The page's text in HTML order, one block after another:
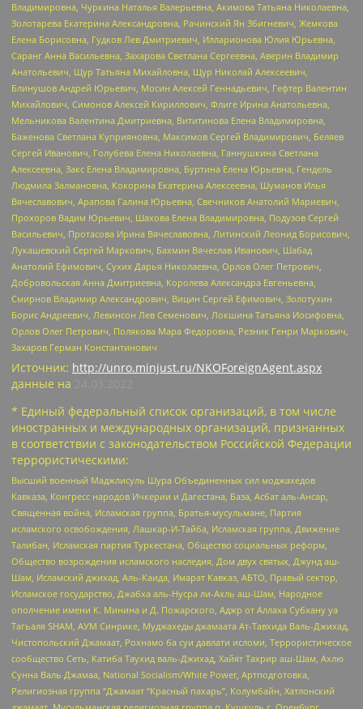
Владимировна, Чуркина Наталья Валерьевна, Акимова Татьяна Николаевна,
Золотарева Екатерина Александровна, Рачинский Ян Збигневич, Жемкова
Елена Борисовна, Гудков Лев Дмитриевич, Илларионова Юлия Юрьевна,
Саранг Анна Васильевна, Захарова Светлана Сергеевна, Аверин Владимир
Анатольевич, Щур Татьяна Михайловна, Щур Николай Алексеевич,
Блинушов Андрей Юрьевич, Мосин Алексей Геннадьевич, Гефтер Валентин
Михайлович, Симонов Алексей Кириллович, Флиге Ирина Анатольевна,
Мельникова Валентина Дмитриевна, Вититинова Елена Владимировна,
Баженова Светлана Куприяновна, Максимов Сергей Владимирович, Беляев
Сергей Иванович, Голубева Елена Николаевна, Ганнушкина Светлана
Алексеевна, Закс Елена Владимировна, Буртина Елена Юрьевна, Гендель
Людмила Залмановна, Кокорина Екатерина Алексеевна, Шуманов Илья
Вячеславович, Арапова Галина Юрьевна, Свечников Анатолий Мариевич,
Прохоров Вадим Юрьевич, Шахова Елена Владимировна, Подузов Сергей
Васильевич, Протасова Ирина Вячеславовна, Литинский Леонид Борисович,
Лукашевский Сергей Маркович, Бахмин Вячеслав Иванович, Шабад
Анатолий Ефимович, Сухих Дарья Николаевна, Орлов Олег Петрович,
Добровольская Анна Дмитриевна, Королева Александра Евгеньевна,
Смирнов Владимир Александрович, Вицин Сергей Ефимович, Золотухин
Борис Андреевич, Левинсон Лев Семенович, Локшина Татьяна Иосифовна,
Орлов Олег Петрович, Полякова Мара Федоровна, Резник Генри Маркович,
Захаров Герман Константинович
Источник: http://unro.minjust.ru/NKOForeignAgent.aspx
данные на
* Единый федеральный список организаций, в том числе
иностранных и международных организаций, признанных
в соответствии с законодательством Российской Федерации
террористическими:
Высший военный Маджлисуль Шура Объединенных сил моджахедов
Кавказа, Конгресс народов Ичкерии и Дагестана, База, Асбат аль-Ансар,
Священная война, Исламская группа, Братья-мусульмане, Партия
исламского освобождения, Лашкар-И-Тайба, Исламская группа, Движение
Талибан, Исламская партия Туркестана, Общество социальных реформ,
Общество возрождения исламского наследия, Дом двух святых, Джунд аш-
Шам, Исламский джихад, Аль-Каида, Имарат Кавказ, АБТО, Правый сектор,
Исламское государство, Джабха аль-Нусра ли-Ахль аш-Шам, Народное
ополчение имени К. Минина и Д. Пожарского, Аджр от Аллаха Субхану уа
Тагьаля SHAM, АУМ Синрике, Муджахеды джамаата Ат-Тавхида Валь-Джихад,
Чистопольский Джамаат, Рохнамо ба суи давлати исломи, Террористическое
сообщество Сеть, Катиба Таухид валь-Джихад, Хайят Тахрир аш-Шам, Ахлю
Сунна Валь Джамаа, National Socialism/White Power, Артподготовка,
Религиозная группа “Джамаат “Красный пахарь”, Колумбайн, Хатлонский